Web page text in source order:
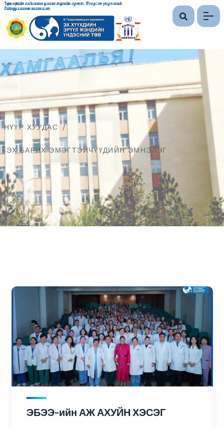
Хөдөлмөрийн гавьяаны улаан тугийн одонт, Нэгдсэн үндэсний
байгууллагын шагналт
НҮҮР ХУУДАС /
ЭХ БАРИХ ЭМЭГТЭЙЧҮҮДИЙН ЭМНЭЛЭГ
ЭБЭЭ-ийн АЖ АХУЙН ХЭСЭГ